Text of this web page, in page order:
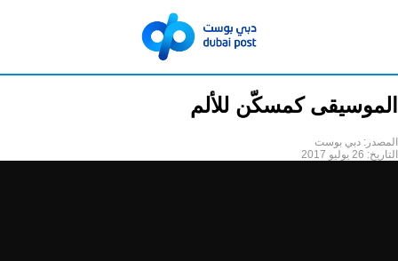
الموسيقى كمسكّن للألم
المصدر: دبي بوست
التاريخ: 26 يوليو 2017